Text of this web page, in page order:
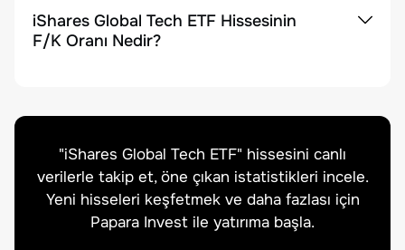
iShares Global Tech ETF Hissesinin
F/K Oranı Nedir?
"iShares Global Tech ETF" hissesini canlı
verilerle takip et, öne çıkan istatistikleri incele.
Yeni hisseleri keşfetmek ve daha fazlası için
Papara Invest ile yatırıma başla.